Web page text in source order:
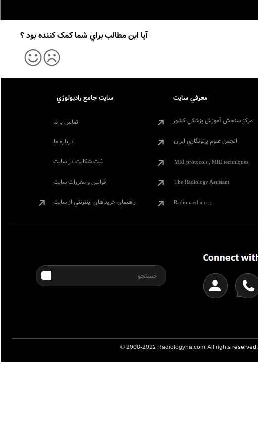
تماس با ما
ثبت شکايت در سايت
قوانين و مقررات سايت
راهنماي خريد هاي اينترنتي از سايت
سايت جامع راديولوژي معرفي سايت
مرکز سنجش آموزش پزشکي کشور
انجمن علوم پرتونگاري ايران درباره ما
© 2008-2022 Radiologyha.com All rightsreserved.
MRI protocols , MRI techniques
The Radiology Assistant
Radiopaedia.org
آيا اين مطالب براي شما کمک کننده بود ؟